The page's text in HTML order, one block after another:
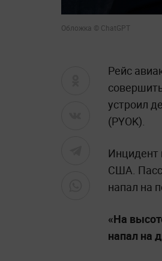
Обложка © ChatGPT
Рейс
устроил
(PYOK).
Инцидент
США.
напал на
«На
напал на